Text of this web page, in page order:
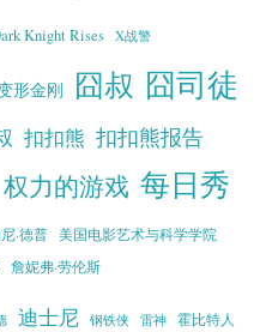
Knight Rises X战警
形金刚 囧叔 囧司徒
扣扣熊 扣扣熊报告
权力的游戏 每日秀
·德普
美国电影艺术与科学学院
詹妮弗·劳伦斯
迪士尼 钢铁侠 雷神 霍比特人